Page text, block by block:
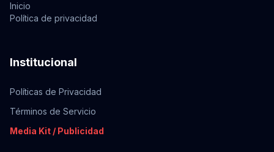
Inicio
Política de privacidad
Institucional
Políticas de Privacidad
Términos de Servicio
Media Kit / Publicidad